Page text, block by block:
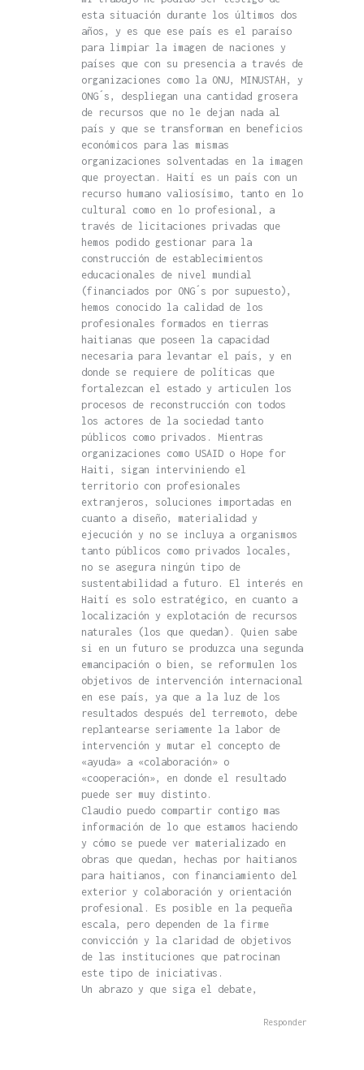
esta situación durante los últimos dos
años, y es que ese país es el paraíso
para limpiar la imagen de naciones y
países que con su presencia a través de
organizaciones como la ONU, MINUSTAH, y
ONG´s, despliegan una cantidad grosera
de recursos que no le dejan nada al
país y que se transforman en beneficios
económicos para las mismas
organizaciones solventadas en la imagen
que proyectan. Haití es un país con un
recurso humano valiosísimo, tanto en lo
cultural como en lo profesional, a
través de licitaciones privadas que
hemos podido gestionar para la
construcción de establecimientos
educacionales de nivel mundial
(financiados por ONG´s por supuesto),
hemos conocido la calidad de los
profesionales formados en tierras
haitianas que poseen la capacidad
necesaria para levantar el país, y en
donde se requiere de políticas que
fortalezcan el estado y articulen los
procesos de reconstrucción con todos
los actores de la sociedad tanto
públicos como privados. Mientras
organizaciones como USAID o Hope for
Haiti, sigan interviniendo el
territorio con profesionales
extranjeros, soluciones importadas en
cuanto a diseño, materialidad y
ejecución y no se incluya a organismos
tanto públicos como privados locales,
no se asegura ningún tipo de
sustentabilidad a futuro. El interés en
Haití es solo estratégico, en cuanto a
localización y explotación de recursos
naturales (los que quedan). Quien sabe
si en un futuro se produzca una segunda
emancipación o bien, se reformulen los
objetivos de intervención internacional
en ese país, ya que a la luz de los
resultados después del terremoto, debe
replantearse seriamente la labor de
intervención y mutar el concepto de
«ayuda» a «colaboración» o
«cooperación», en donde el resultado
puede ser muy distinto.
Claudio puedo compartir contigo mas
información de lo que estamos haciendo
y cómo se puede ver materializado en
obras que quedan, hechas por haitianos
para haitianos, con financiamiento del
exterior y colaboración y orientación
profesional. Es posible en la pequeña
escala, pero dependen de la firme
convicción y la claridad de objetivos
de las instituciones que patrocinan
este tipo de iniciativas.
Un abrazo y que siga el debate,
Responder